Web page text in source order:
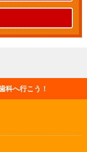
科へ行こう！